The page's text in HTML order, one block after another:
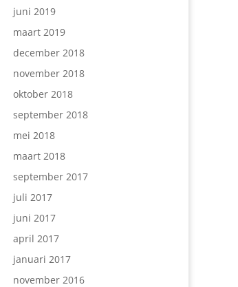
juni 2019
maart 2019
december 2018
november 2018
oktober 2018
september 2018
mei 2018
maart 2018
september 2017
juli 2017
juni 2017
april 2017
januari 2017
november 2016